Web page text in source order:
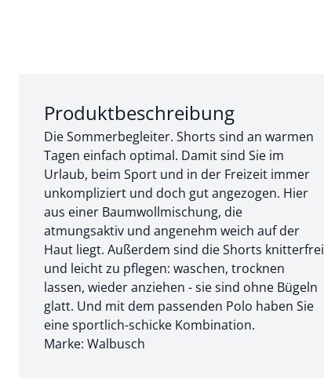
Abschnitt 1 von 3:
Produktbeschreibung
Die Sommerbegleiter. Shorts sind an warmen
Tagen einfach optimal. Damit sind Sie im
Urlaub, beim Sport und in der Freizeit immer
unkompliziert und doch gut angezogen. Hier
aus einer Baumwollmischung, die
atmungsaktiv und angenehm weich auf der
Haut liegt. Außerdem sind die Shorts knitterfrei
und leicht zu pflegen: waschen, trocknen
lassen, wieder anziehen - sie sind ohne Bügeln
glatt. Und mit dem passenden Polo haben Sie
eine sportlich-schicke Kombination.
Marke: Walbusch